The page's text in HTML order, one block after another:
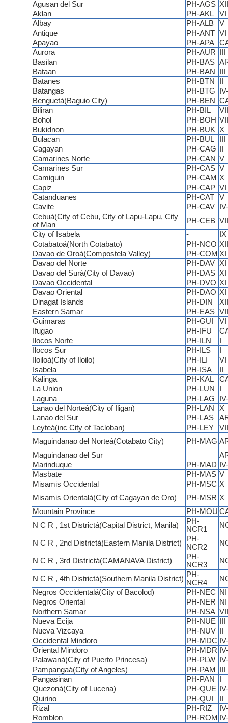
Agusan del Sur PH-AGS
Aklan
PH-AKL
VI
Albay
PH-ALB
V
Antique
PH-ANT VI
Apayao
PH-APA
Aurora
PH-AUR
Basilan
PH-BAS
Bataan
PH-BAN
Batanes
PH-BTN
Batangas
PH-BTG
Benguetá(Baguio City)
PH-BEN
Biliran
PH-BIL
Bohol
PH-BOH VII
Bukidnon
PH-BUK X
Bulacan
PH-BUL
Cagayan
PH-CAG
Camarines Norte
PH-CAN V
Camarines Sur
PH-CAS V
Camiguin
PH-CAM X
Capiz
PH-CAP VI
Catanduanes
PH-CAT
V
Cavite
PH-CAV
Cebuá(City of Cebu, City of Lapu-Lapu, City
of Man
PH-CEB VII
City of Isabela
-
IX
Cotabatoá(North Cotabato)
PH-NCO XII
Davao de Oroá(Compostela Valley)
PH-COM XI
Davao del Norte
PH-DAV XI
Davao del Surá(City of Davao)
PH-DAS XI
Davao Occidental
PH-DVO XI
Davao Oriental
PH-DAO XI
Dinagat Islands
PH-DIN
Eastern Samar
PH-EAS
Guimaras
PH-GUI
VI
Ifugao
PH-IFU
Ilocos Norte
PH-ILN
Ilocos Sur
PH-ILS
Iloiloá(City of Iloilo)
PH-ILI
VI
Isabela
PH-ISA
Kalinga
PH-KAL
La Union
PH-LUN
Laguna
PH-LAG
Lanao del Norteá(City of Iligan)
PH-LAN
X
Lanao del Sur
PH-LAS
Leyteá(inc City of Tacloban)
PH-LEY
Maguindanao del Norteá(Cotabato City)
PH-MAG
Maguindanao del Sur
Marinduque
PH-MAD
Masbate
PH-MAS V
Misamis Occidental
PH-MSC X
Misamis Orientalá(City of Cagayan de Oro)
PH-MSR X
Mountain Province
PH-MOU
N C R , 1st Districtá(Capital District, Manila)
PH-
NCR1
N C R , 2nd Districtá(Eastern Manila District)
PH-
NCR2
N C R , 3rd Districtá(CAMANAVA District)
PH-
NCR3
N C R , 4th Districtá(Southern Manila District) PH-
NCR4
Negros Occidentalá(City of Bacolod)
PH-NEC
NI
Negros Oriental
PH-NER
NI
Northern Samar
PH-NSA
Nueva Ecija
PH-NUE
Nueva Vizcaya
PH-NUV
Occidental Mindoro
PH-MDC
Oriental Mindoro
PH-MDR
Palawaná(City of Puerto Princesa)
PH-PLW
Pampangaá(City of Angeles)
PH-PAM
Pangasinan
PH-PAN
Quezoná(City of Lucena)
PH-QUE
Quirino
PH-QUI
Rizal
PH-RIZ
Romblon
PH-ROM